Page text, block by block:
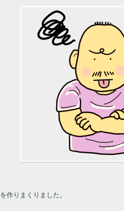
を作りまくりました。